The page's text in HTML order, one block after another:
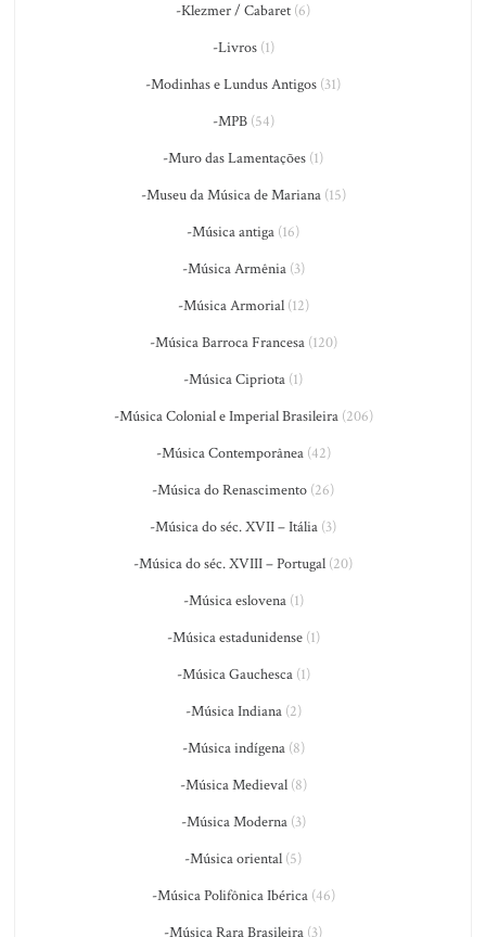
-Klezmer / Cabaret (6)
-Livros(1)
-Modinhas e Lundus Antigos (31)
-MPB(54)
-Muro das Lamentações (1)
-Museu da Música de Mariana(15)
-Música antiga (16)
-Música Armênia(3)
-Música Armorial(12)
-Música Barroca Francesa(120)
-Música Cipriota (1)
-Música Colonial e Imperial Brasileira(206)
-Música Contemporânea(42)
-Música do Renascimento (26)
-Música do séc. XVII – Itália (3)
-Música do séc. XVIII – Portugal (20)
-Música eslovena(1)
-Música estadunidense(1)
-Música Gauchesca(1)
-Música Indiana(2)
-Música indígena(8)
-Música Medieval(8)
-Música Moderna(3)
-Música oriental (5)
-Música Polifônica Ibérica(46)
-Música Rara Brasileira (3)